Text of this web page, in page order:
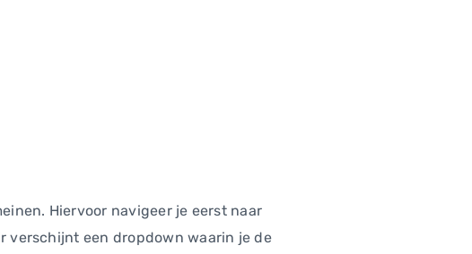
Hiervoor navigeer je eerst naar
verschijnt een dropdown waarin je de